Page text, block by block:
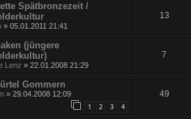
Spätbronzezeit /
» 05.01.2011 21:41
13
(jüngere
Lenz » 22.01.2008 21:29
7
Gommern
» 29.04.2008 12:09
1 2 3 4
49